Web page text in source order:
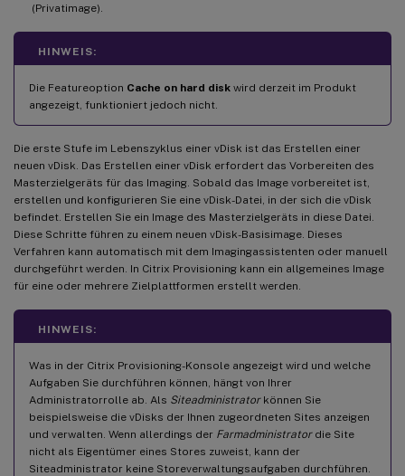
(Privatimage).
HINWEIS:
Die Featureoption Cache on hard disk wird derzeit im Produkt
angezeigt, funktioniert jedoch nicht.
Die erste Stufe im Lebenszyklus einer vDisk ist das Erstellen einer
neuen vDisk. Das Erstellen einer vDisk erfordert das Vorbereiten des
Masterzielgeräts für das Imaging. Sobald das Image vorbereitet ist,
erstellen und konfigurieren Sie eine vDisk-Datei, in der sich die vDisk
befindet. Erstellen Sie ein Image des Masterzielgeräts in diese Datei.
Diese Schritte führen zu einem neuen vDisk-Basisimage. Dieses
Verfahren kann automatisch mit dem Imagingassistenten oder manuell
durchgeführt werden. In Citrix Provisioning kann ein allgemeines Image
für eine oder mehrere Zielplattformen erstellt werden.
HINWEIS:
Was in der Citrix Provisioning-Konsole angezeigt wird und welche
Aufgaben Sie durchführen können, hängt von Ihrer
Administratorrolle ab. Als Siteadministratorkönnen Sie
beispielsweise die vDisks der Ihnen zugeordneten Sites anzeigen
und verwalten. Wenn allerdings der Farmadministratordie Site
nicht als Eigentümer eines Stores zuweist, kann der
Siteadministrator keine Storeverwaltungsaufgaben durchführen.